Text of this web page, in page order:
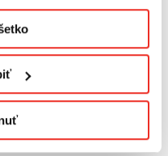
údajov.
dôležité, aby bola nielen
ako napríklad
môžu pomôcť
v nej. Dnešné
použitia lepidla,
odstránenie, takže sú
dizajn interiéru.